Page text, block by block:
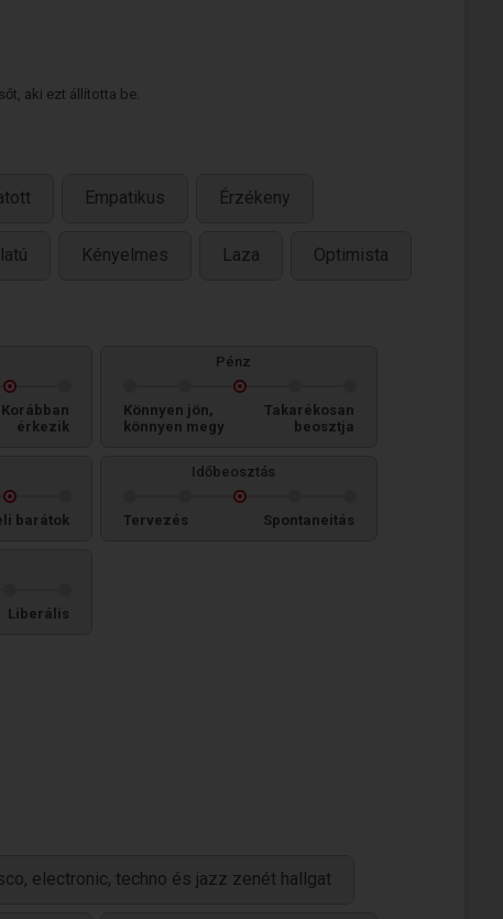
aki ezt állította be.
Empatikus Érzékeny
Kényelmes Laza Optimista
Korábban
érkezik
Pénz
Könnyen jön,
könnyen megy
Takarékosan
beosztja
barátok
Időbeosztás
Tervezés Spontaneitás
Liberális
electronic, techno és jazz zenét hallgat